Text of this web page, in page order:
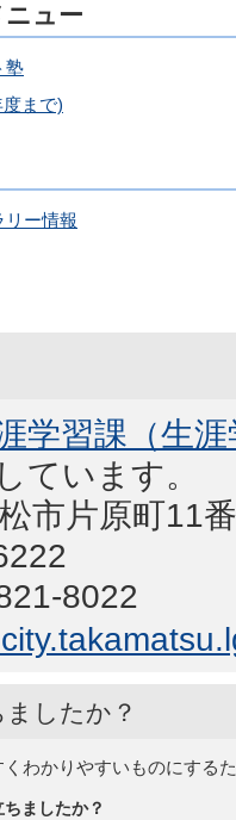
ュー
塾
まで)
リー情報
学習課（生
ています。
市片原町11
8022
したか？
わかりやすいものにする
ましたか？